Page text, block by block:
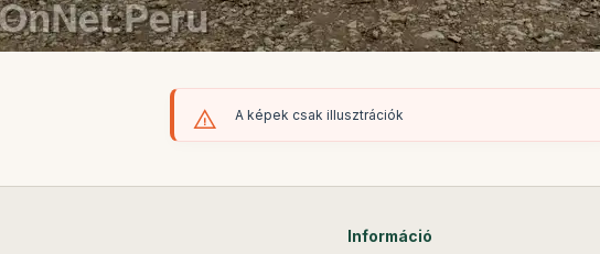
A képek csak illusztrációk
Információ